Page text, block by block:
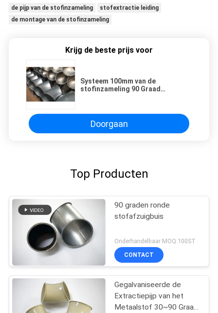
de pijp van de stofinzameling
stofextractie leiding
de montage van de stofinzameling
Krijg de beste prijs voor
Systeem 100mm van de
stofinzameling 90 Graad
Doorgaan
Top Producten
90 graden ronde
stofafzuigbuis
Onderhandelbaar MOQ:100ST
CONTACT
Gegalvaniseerde de
Extractiepijp van het
Metaalstof 30~90 Graad